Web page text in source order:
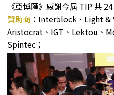
《亞博匯》感謝今屆 TIP 共
贊助商 ：Interblock、Light &
Aristocrat、IGT、Lektou、
Spintec；